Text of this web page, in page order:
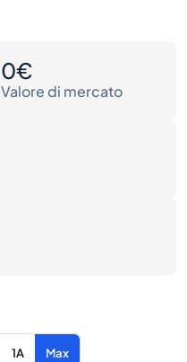
0€
Valore di mercato
1A Max